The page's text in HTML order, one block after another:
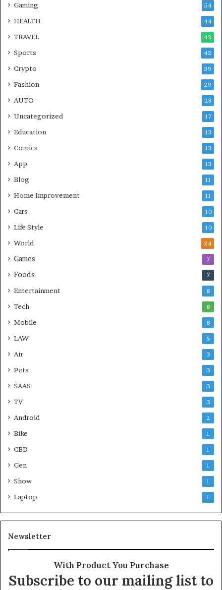
Gaming 54
HEALTH 44
TRAVEL 42
Sports 42
Crypto 39
Fashion 29
AUTO 28
Uncategorized 17
Education 13
Comics 13
App 13
Blog 11
Home Improvement 11
Cars 10
Life Style 10
World 24
Games 7
Foods 7
Entertainment 8
Tech 8
Mobile 8
LAW 5
Air 3
Pets 3
SAAS 3
TV 3
Android 2
Bike 1
CBD 1
Gen 1
Show 1
Laptop 1
Newsletter
With Product You Purchase
Subscribe to our mailing list to